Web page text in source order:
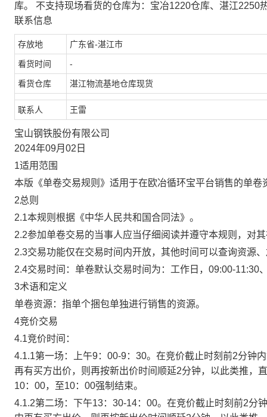
库。 不支持现场看货的仓库为：宝冶1220仓库、湛江2250
联系信息
存放地 广东省-湛江市
看货时间 -
看货仓库 湛江物流基地仓库现货
联系人 王雷
宝山钢铁股份有限公司
2024年09月02日
1适用范围
本版《单卷交易规则》适用于在欧冶循环宝平台销售的单卷
2总则
2.1本规则根据《中华人民共和国合同法》。
2.2参加单卷交易的当事人应当仔细阅读并遵守本规则，对
2.3交易功能仅在交易时间内开放，其他时间可以查询资源
2.4交易时间：单卷默认交易时间为：工作日，09:00-11:30
3术语和定义
单卷资源：指单个捆包单独进行销售的资源。
4竞价交易
4.1竞价时间：
4.1.1第一场：上午9：00-9：30。在竞价截止时刻前2分钟
再有买方出价，则再按新出价时间顺延2分钟，以此类推，
10：00，至10：00强制结束。
4.1.2第二场：下午13：30-14：00。在竞价截止时刻前2分